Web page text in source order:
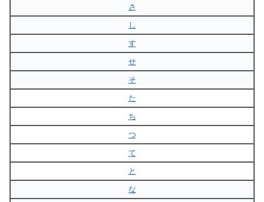
さ
し
す
せ
そ
た
ち
つ
て
と
な